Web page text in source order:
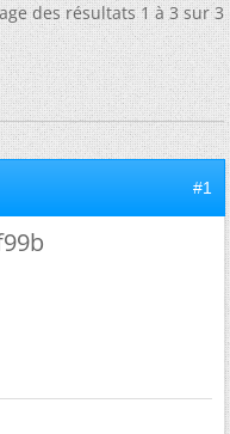
des résultats 1 à 3 sur 3
#1